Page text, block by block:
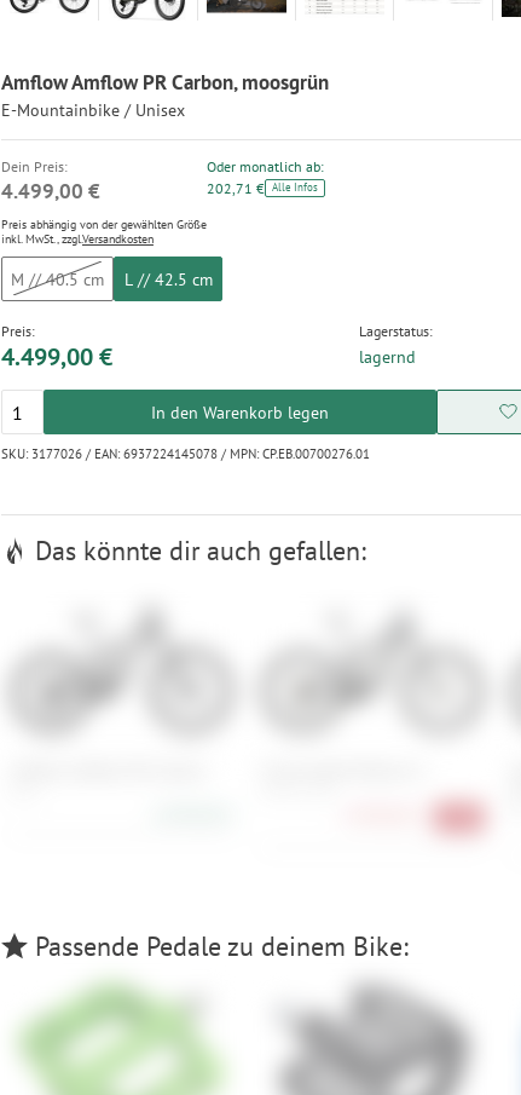
Amflow Amflow PR Carbon, moosgrün
E-Mountainbike / Unisex
Dein Preis:
4.499,00 €
Preis abhängig von der gewählten Größe
inkl. MwSt., zzgl.Versandkosten
Oder monatlich ab:
202,71 € Alle Infos
M // 40.5 cm L // 42.5 cm
Preis:
4.499,00 €
Lagerstatus:
lagernd
In den Warenkorb legen
SKU: 3177026 / EAN: 6937224145078 / MPN: CP.EB.00700276.01
Das könnte dir auch gefallen:
Passende Pedale zu deinem Bike: